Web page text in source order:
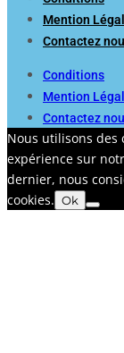
Mention
Contactez
Conditions
Mention
Contactez
Nous utilisons des
expérience sur
dernier, nous
cookies. Ok